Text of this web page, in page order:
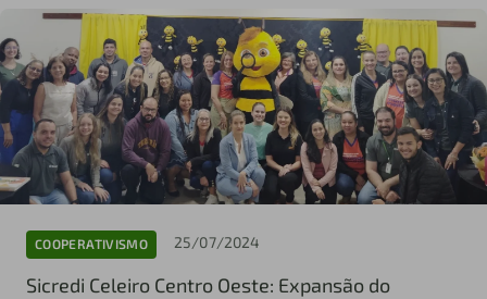
COOPERATIVISMO 25/07/2024
Sicredi Celeiro Centro Oeste: Expansão do